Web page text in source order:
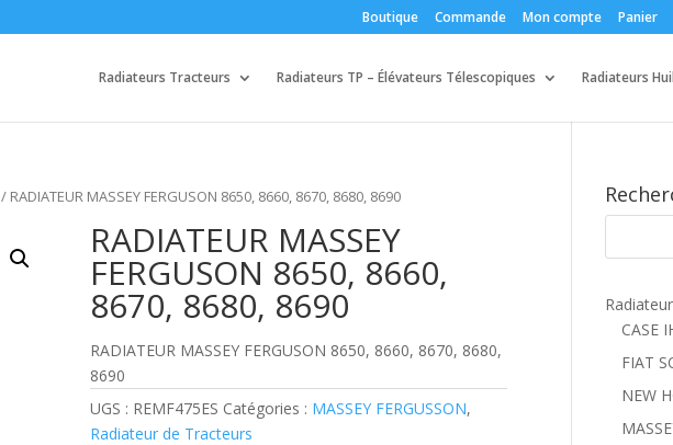
Boutique Commande Mon compte Panier
Radiateurs Tracteurs Radiateurs TP – Élévateurs Télescopiques Radiateurs
/ RADIATEUR MASSEY FERGUSON 8650, 8660, 8670, 8680, 8690
RADIATEUR MASSEY
FERGUSON 8650, 8660,
8670, 8680, 8690
RADIATEUR MASSEY FERGUSON 8650, 8660, 8670, 8680,
8690
UGS : REMF475ES Catégories : MASSEY FERGUSSON,
Radiateur de Tracteurs
CASE
FIAT
NEW